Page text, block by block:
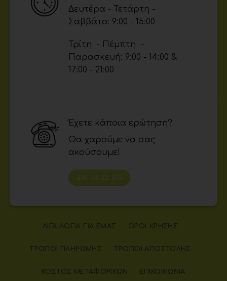
Δευτέρα - Τετάρτη -
Σαββάτο: 9:00 - 15:00
Τρίτη - Πέμπτη -
Παρασκευή: 9:00 - 14:00 &
17:00 - 21:00
Έχετε κάποια ερώτηση?
Θα χαρούμε να σας
ακούσουμε!
210 58 22 015
ΛΊΓΑ ΛΌΓΙΑ ΓΙΑ ΕΜΆΣ ΌΡΟΙ ΧΡΉΣΗΣ
ΤΡΌΠΟΙ ΠΛΗΡΩΜΉΣ ΤΡΌΠΟΙ ΑΠΟΣΤΟΛΉΣ
ΚΌΣΤΟΣ ΜΕΤΑΦΟΡΙΚΏΝ ΕΠΙΚΟΙΝΩΝΊΑ